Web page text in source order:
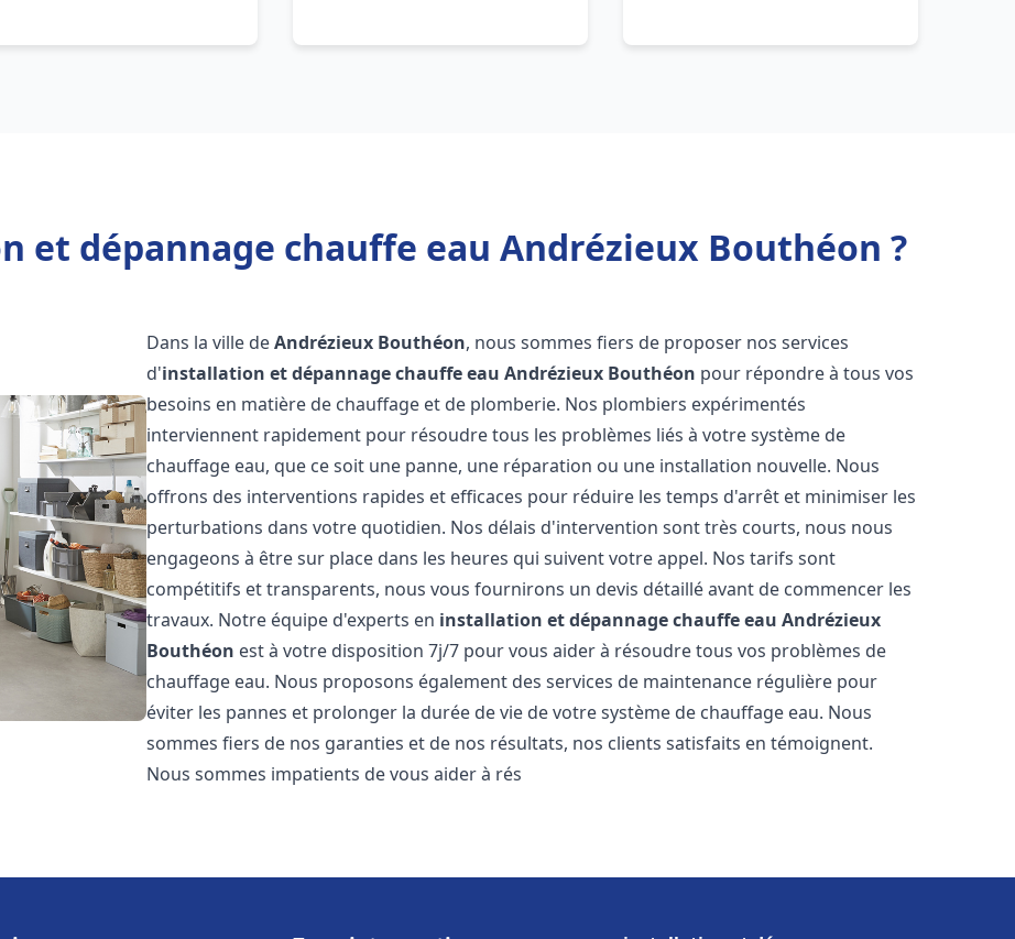
et dépannage chauffe eau Andrézieux Bouthéon ?
Dans la ville deAndrézieux Bouthéon, nous sommes fiers de proposer nos services
d'installation et dépannage chauffe eau Andrézieux Bouthéon pour répondre à tous vos
besoins en matière de chauffage et de plomberie. Nos plombiers expérimentés
interviennent rapidement pour résoudre tous les problèmes liés à votre système de
chauffage eau, que ce soit une panne, une réparation ou une installation nouvelle. Nous
offrons des interventions rapides et efficaces pour réduire les temps d'arrêt et minimiser les
perturbations dans votre quotidien. Nos délais d'intervention sont très courts, nous nous
engageons à être sur place dans les heures qui suivent votre appel. Nos tarifs sont
compétitifs et transparents, nous vous fournirons un devis détaillé avant de commencer les
travaux. Notre équipe d'experts en installation et dépannage chauffe eau Andrézieux
Bouthéon est à votre disposition 7j/7 pour vous aider à résoudre tous vos problèmes de
chauffage eau. Nous proposons également des services de maintenance régulière pour
éviter les pannes et prolonger la durée de vie de votre système de chauffage eau. Nous
sommes fiers de nos garanties et de nos résultats, nos clients satisfaits en témoignent.
Nous sommes impatients de vous aider à rés